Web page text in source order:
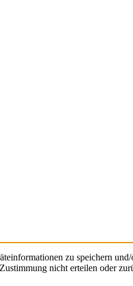
zu speichern
nicht erteilen oder